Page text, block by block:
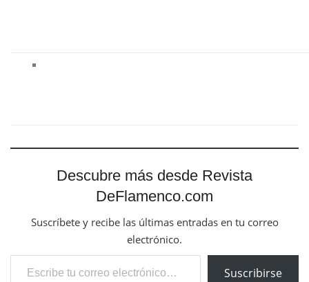
Descubre más desde Revista
DeFlamenco.com
Suscríbete y recibe las últimas entradas en tu correo
electrónico.
Escribe tu correo electrónico…
Suscribirse